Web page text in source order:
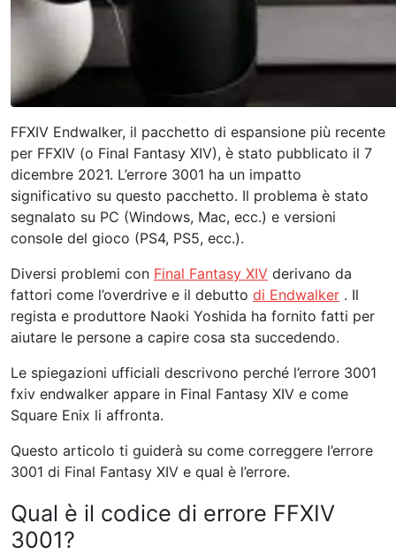
FFXIV Endwalker, il pacchetto di espansione più recente
per FFXIV (o Final Fantasy XIV), è stato pubblicato il 7
dicembre 2021. L’errore 3001 ha un impatto
significativo su questo pacchetto. Il problema è stato
segnalato su PC (Windows, Mac, ecc.) e versioni
console del gioco (PS4, PS5, ecc.).
Diversi problemi con Final Fantasy XIV derivano da
fattori come l’overdrive e il debutto di Endwalker . Il
regista e produttore Naoki Yoshida ha fornito fatti per
aiutare le persone a capire cosa sta succedendo.
Le spiegazioni ufficiali descrivono perché l’errore 3001
fxiv endwalker appare in Final Fantasy XIV e come
Square Enix li affronta.
Questo articolo ti guiderà su come correggere l’errore
3001 di Final Fantasy XIV e qual è l’errore.
Qual è il codice di errore FFXIV
3001?